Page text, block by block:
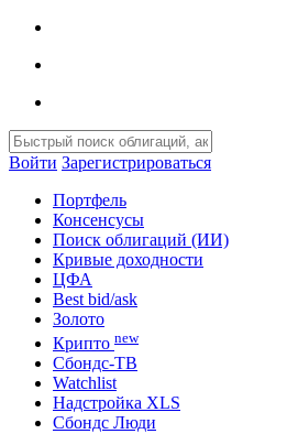
Войти Зарегистрироваться
Портфель
Консенсусы
Поиск облигаций (ИИ)
Кривые доходности
ЦФА
Best bid/ask
Золото
Крипто new
Сбондс-ТВ
Watchlist
Надстройка XLS
Сбондс Люди